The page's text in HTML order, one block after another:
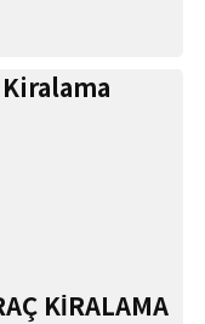
KIRALAMA